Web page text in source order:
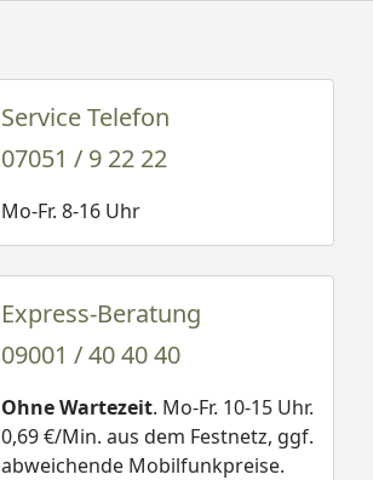
Service Telefon
07051 / 9 22 22
Mo-Fr. 8-16 Uhr
Express-Beratung
09001 / 40 40 40
Ohne Wartezeit. Mo-Fr. 10-15 Uhr.
0,69 €/Min. aus dem Festnetz, ggf.
abweichende Mobilfunkpreise.